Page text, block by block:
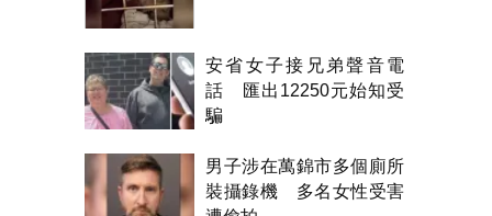
安省女子接兄弟聲音電
話 匯出12250元始知受
騙
男子涉在萬錦市多個廁所
裝攝錄機 多名女性受害